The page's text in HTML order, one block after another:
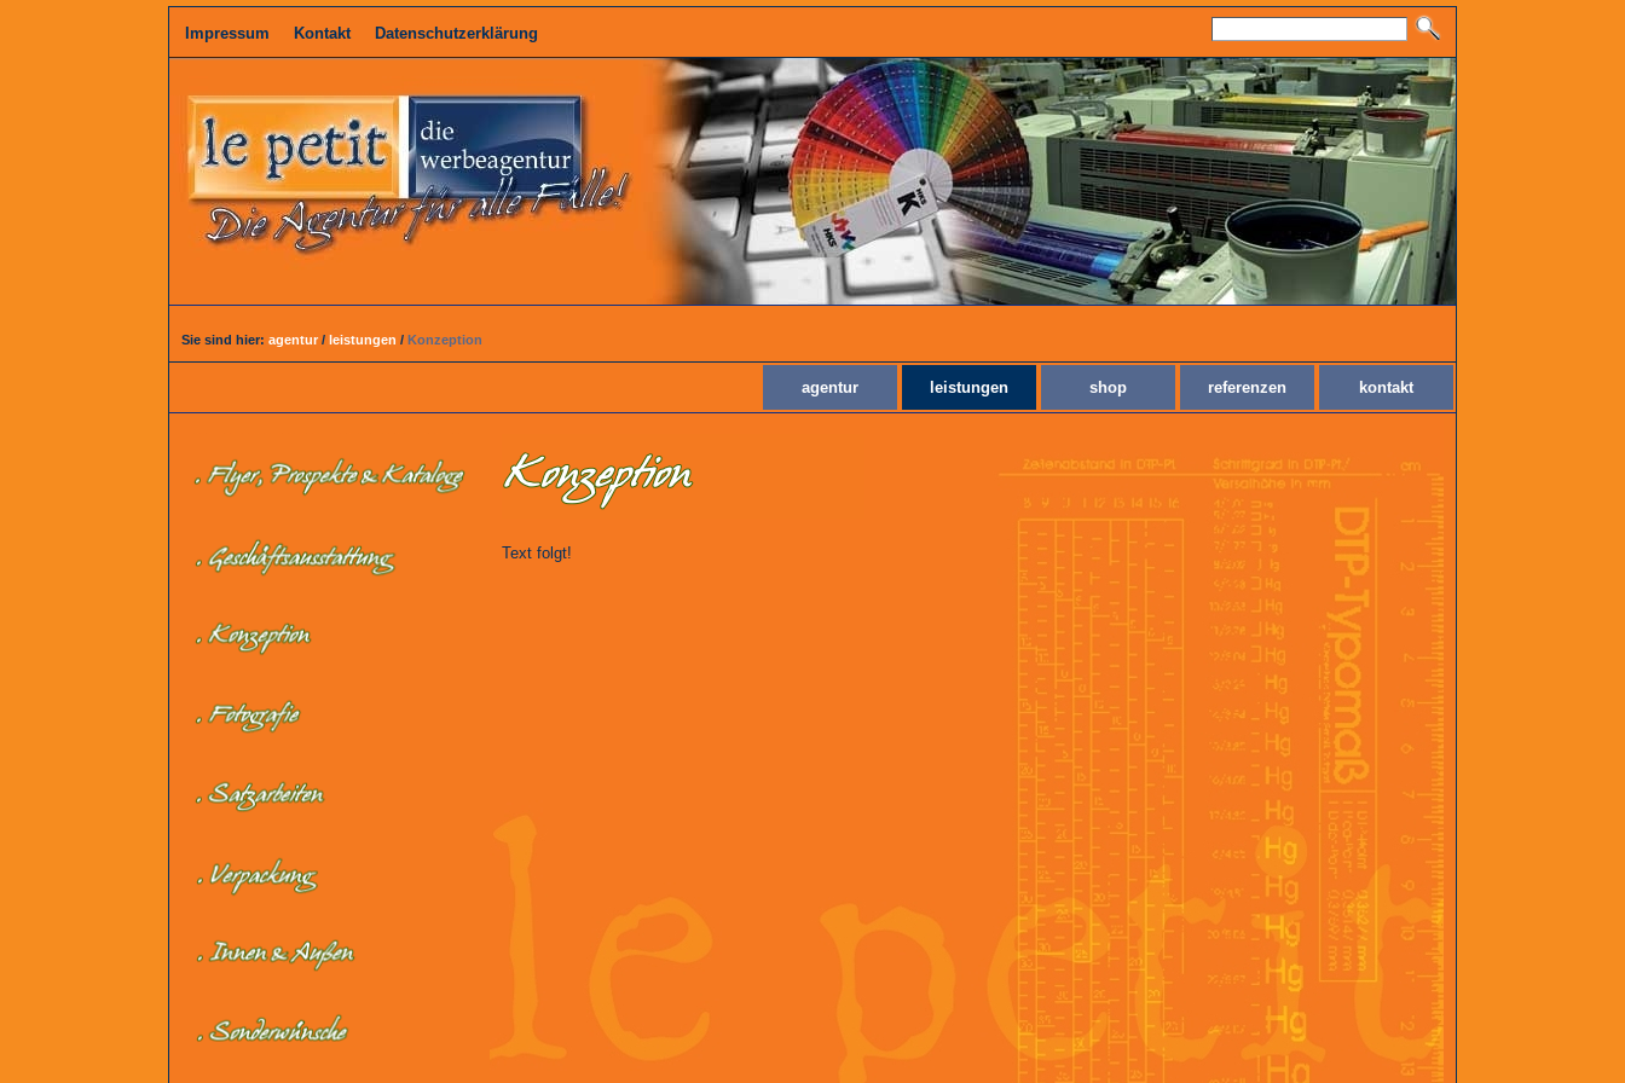
Impressum Kontakt Datenschutzerklärung
Sie sind hier: agentur / leistungen / Konzeption
agentur leistungen shop referenzen kontakt
Text folgt!